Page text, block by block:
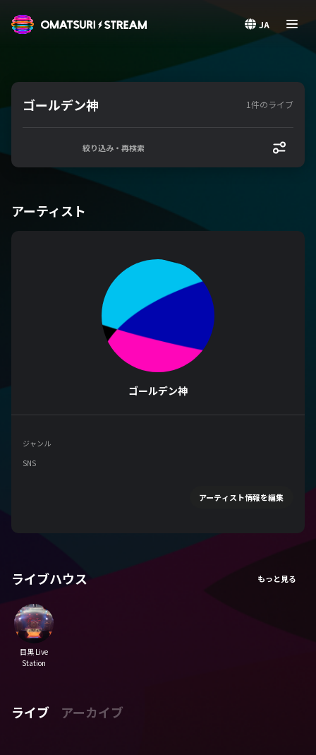
JA
ゴールデン神 1件のライブ
絞り込み・再検索
アーティスト
ゴールデン神
ジャンル
SNS
アーティスト情報を編集
ライブハウス
目黒 Live
Station
ライブ アーカイブ